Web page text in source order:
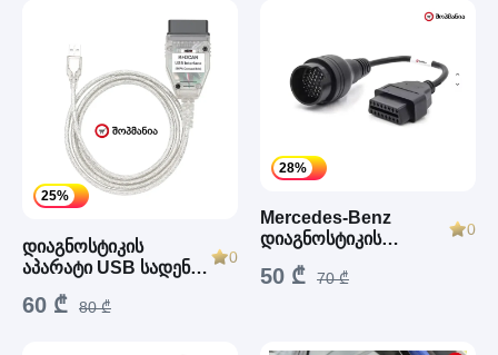
25%
დიაგნოსტიკის
აპარატი USB სადენზე
FTDI USB to OBD2)
0
60 ₾ 80 ₾
28%
Mercedes-Benz
დიაგნოსტიკის
OBD2)
0
50 ₾ 70 ₾